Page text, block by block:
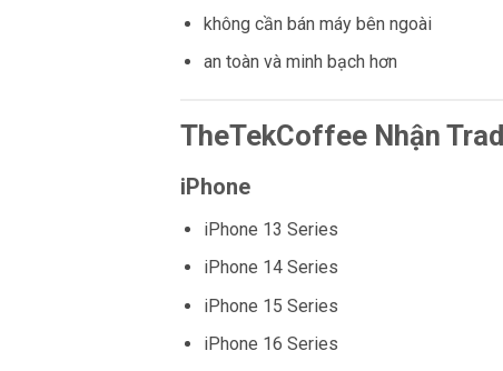
không cần bán máy bên ngoài
an toàn và minh bạch hơn
TheTekCoffee Nhận
iPhone
iPhone 13 Series
iPhone 14 Series
iPhone 15 Series
iPhone 16 Series